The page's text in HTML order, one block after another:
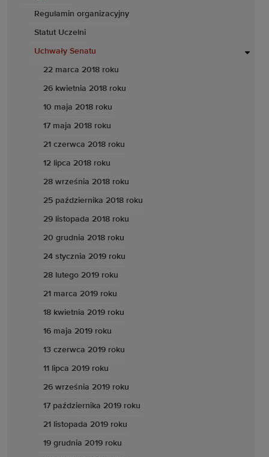
Regulamin organizacyjny
Statut Uczelni
Uchwały Senatu
22 marca 2018 roku
26 kwietnia 2018 roku
10 maja 2018 roku
17 maja 2018 roku
21 czerwca 2018 roku
12 lipca 2018 roku
28 września 2018 roku
25 października 2018 roku
29 listopada 2018 roku
20 grudnia 2018 roku
24 stycznia 2019 roku
28 lutego 2019 roku
21 marca 2019 roku
18 kwietnia 2019 roku
16 maja 2019 roku
13 czerwca 2019 roku
11 lipca 2019 roku
26 września 2019 roku
17 października 2019 roku
21 listopada 2019 roku
19 grudnia 2019 roku